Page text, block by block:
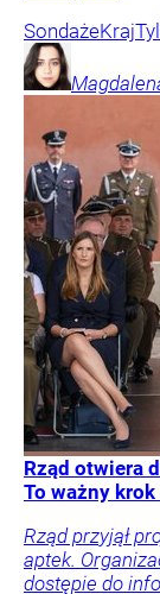
SondażeKraj
Rząd otwiera
To ważny
Rząd przyjął
aptek.
dostępie do